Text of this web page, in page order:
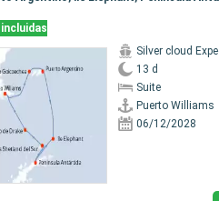
13 d
Suite
Puerto Williams
06/12/2028